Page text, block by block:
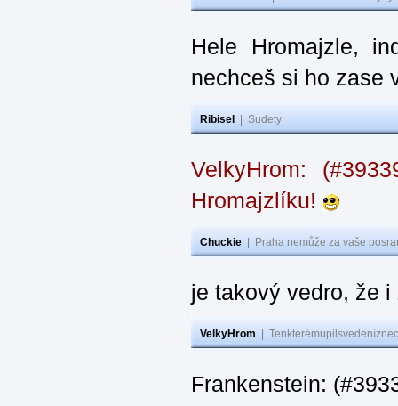
Hele Hromajzle,
nechceš si ho zase
Ribisel Sudety
VelkyHrom:
Hromajzlíku!
Chuckie Praha nemůže za vaše
je takový vedro, že
VelkyHrom
Frankenstein: